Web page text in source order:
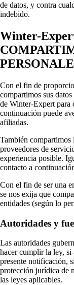
de datos, y contra
indebido.
Winter-
Con el fin de
compartimos sus
de Winter-Expert para
continuación puede
afiliadas.
También compartimos
proveedores de
experiencia posible.
contacto a
Con el fin de ser una
se nos exija que
entidades (según lo
Autoridades y
Las autoridades
hacer cumplir la ley,
presente notificación,
protección jurídica de
las leyes aplicables.